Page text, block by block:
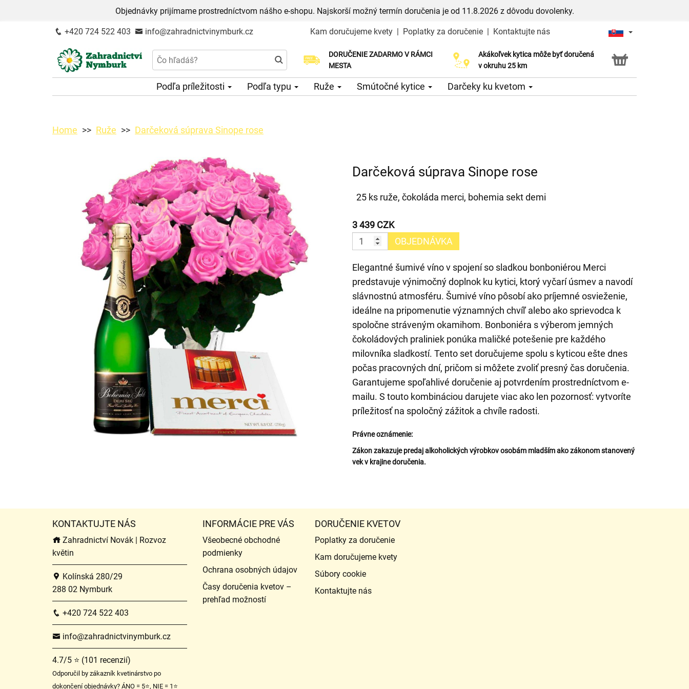
Objednávky prijímame prostredníctvom nášho e-shopu. Najskorší možný termín doručenia je od 11.8.2026 z dôvodu dovolenky.
+420 724 522 403 info@zahradnictvinymburk.cz Kam doručujeme kvety | Poplatky za doručenie | Kontaktujte nás
DORUČENIE ZADARMO V RÁMCI
MESTA
Akákoľvek kytica môže byť doručená
v okruhu 25 km
Služba Click & Collect
Podľa príležitosti Podľa typu Ruže Smútočné kytice Darčeky ku kvetom
Home Ruže Darčeková súprava Sinope rose
Darčeková súprava Sinope rose
25 ks ruže, čokoláda merci, bohemia sekt demi
3 439 CZK
OBJEDNÁVKA
Elegantné šumivé víno v spojení so sladkou bonboniérou Merci
predstavuje výnimočný doplnok ku kytici, ktorý vyčarí úsmev a navodí
slávnostnú atmosféru. Šumivé víno pôsobí ako príjemné osvieženie,
ideálne na pripomenutie významných chvíľ alebo ako sprievodca k
spoločne stráveným okamihom. Bonboniéra s výberom jemných
čokoládových praliniek ponúka maličké potešenie pre každého
milovníka sladkostí. Tento set doručujeme spolu s kyticou ešte dnes
počas pracovných dní, pričom si môžete zvoliť presný čas doručenia.
Garantujeme spoľahlivé doručenie aj potvrdením prostredníctvom e-
mailu. S touto kombináciou darujete viac ako len pozornosť: vytvoríte
príležitosť na spoločný zážitok a chvíle radosti.
Právne oznámenie:
Zákon zakazuje predaj alkoholických výrobkov osobám mladším ako zákonom stanovený
vek v krajine doručenia.
KONTAKTUJTE NÁS
Zahradnictví Novák | Rozvoz
květin
Kolínská 280/29
288 02 Nymburk
+420 724 522 403
info@zahradnictvinymburk.cz
4.7/5 ⭐ (101 recenzií)
Odporučil by zákazník kvetinárstvo po
dokončení objednávky? ÁNO = 5⭐, NIE = 1⭐
INFORMÁCIE PRE VÁS
Všeobecné obchodné
podmienky
Ochrana osobných údajov
Časy doručenia kvetov –
prehľad možností
DORUČENIE KVETOV
Poplatky za doručenie
Kam doručujeme kvety
Súbory cookie
Kontaktujte nás